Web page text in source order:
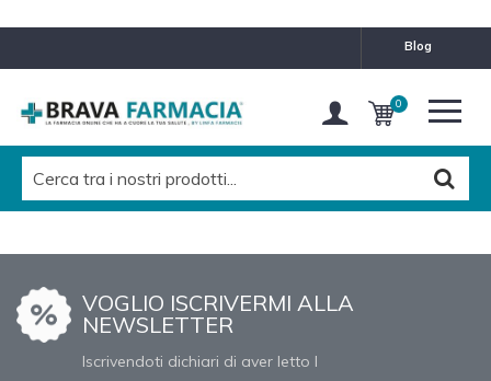
blog
0
VOGLIO ISCRIVERMI ALLA
NEWSLETTER
Iscrivendoti dichiari di aver letto l